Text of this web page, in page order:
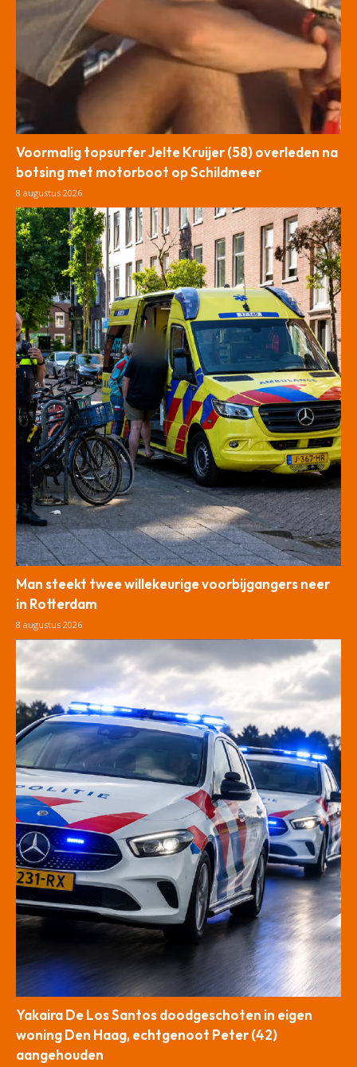
Voormalig topsurfer Jelte Kruijer (58) overleden na
botsing met motorboot op Schildmeer
8 augustus 2026
Man steekt twee willekeurige voorbijgangers neer
in Rotterdam
8 augustus 2026
Yakaira De Los Santos doodgeschoten in eigen
woning Den Haag, echtgenoot Peter (42)
aangehouden